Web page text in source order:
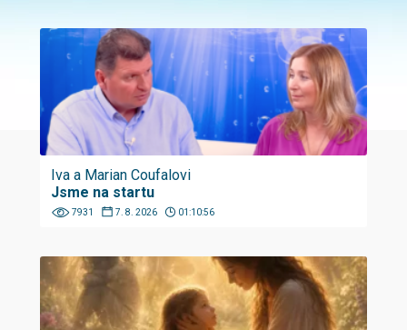
Iva a Marian Coufalovi
Jsme na startu
7931 7. 8. 2026 01:10:56